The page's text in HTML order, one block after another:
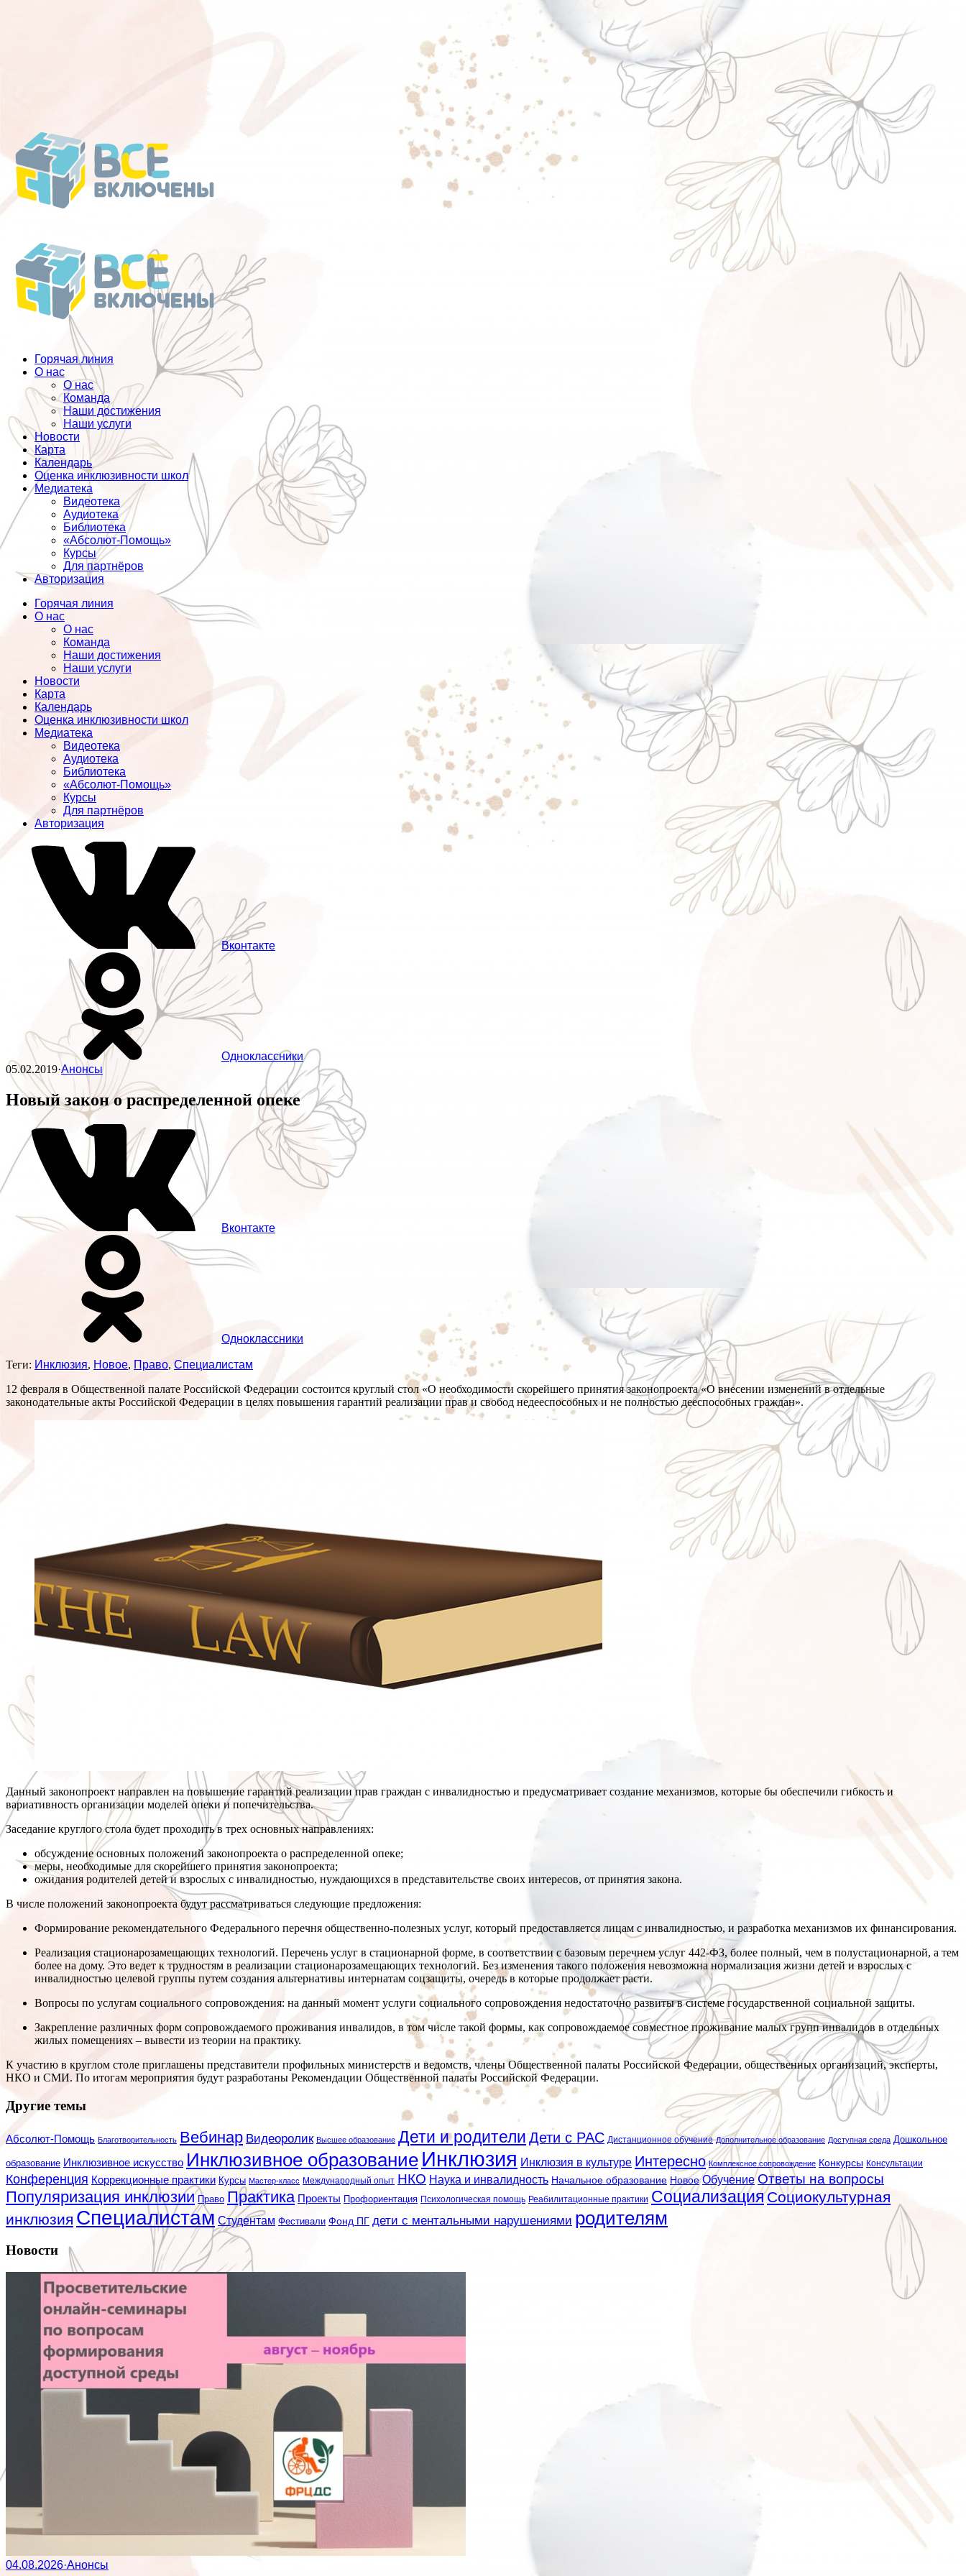
Горячая линия
О нас
О нас
Команда
Наши достижения
Наши услуги
Новости
Карта
Календарь
Оценка инклюзивности школ
Медиатека
Видеотека
Аудиотека
Библиотека
«Абсолют-Помощь»
Курсы
Для партнёров
Авторизация
Горячая линия
О нас
О нас
Команда
Наши достижения
Наши услуги
Новости
Карта
Календарь
Оценка инклюзивности школ
Медиатека
Видеотека
Аудиотека
Библиотека
«Абсолют-Помощь»
Курсы
Для партнёров
Авторизация
Вконтакте
Одноклассники
05.02.2019·Анонсы
Новый закон о распределенной опеке
Вконтакте
Одноклассники
Теги: Инклюзия, Новое, Право, Специалистам
12 февраля в Общественной палате Российской Федерации состоится круглый стол «О необходимости скорейшего принятия законопроекта «О внесении изменений в отдельные
законодательные акты Российской Федерации в целях повышения гарантий реализации прав и свобод недееспособных и не полностью дееспособных граждан».
Данный законопроект направлен на повышение гарантий реализации прав граждан с инвалидностью и предусматривает создание механизмов, которые бы обеспечили гибкость и
вариативность организации моделей опеки и попечительства.
Заседание круглого стола будет проходить в трех основных направлениях:
обсуждение основных положений законопроекта о распределенной опеке;
меры, необходимые для скорейшего принятия законопроекта;
ожидания родителей детей и взрослых с инвалидностью, нуждающихся в представительстве своих интересов, от принятия закона.
В числе положений законопроекта будут рассматриваться следующие предложения:
Формирование рекомендательного Федерального перечня общественно-полезных услуг, который предоставляется лицам с инвалидностью, и разработка механизмов их финансирования.
Реализация стационарозамещающих технологий. Перечень услуг в стационарной форме, в соответствии с базовым перечнем услуг 442-ФЗ, более полный, чем в полустационарной, а тем
более на дому. Это ведет к трудностям в реализации стационарозамещающих технологий. Без изменения такого положения невозможна нормализация жизни детей и взрослых с
инвалидностью целевой группы путем создания альтернативы интернатам соцзащиты, очередь в которые продолжает расти.
Вопросы по услугам социального сопровождения: на данный момент услуги социального сопровождения недостаточно развиты в системе государственной социальной защиты.
Закрепление различных форм сопровождаемого проживания инвалидов, в том числе такой формы, как сопровождаемое совместное проживание малых групп инвалидов в отдельных
жилых помещениях – вывести из теории на практику.
К участию в круглом столе приглашены представители профильных министерств и ведомств, члены Общественной палаты Российской Федерации, общественных организаций, эксперты,
НКО и СМИ. По итогам мероприятия будут разработаны Рекомендации Общественной палаты Российской Федерации.
Другие темы
Абсолют-Помощь Благотворительность Вебинар Видеоролик Высшее образование Дети и родители Дети с РАС Дистанционное обучение Дополнительное образование Доступная среда Дошкольное
образование Инклюзивное искусство Инклюзивное образование Инклюзия Инклюзия в культуре Интересно Комплексное сопровождение Конкурсы Консультации
Конференция Коррекционные практики Курсы Мастер-класс Международный опыт НКО Наука и инвалидность Начальное образование Новое Обучение Ответы на вопросы
Популяризация инклюзии Право Практика Проекты Профориентация Психологическая помощь Реабилитационные практики Социализация Социокультурная
инклюзия Специалистам Студентам Фестивали Фонд ПГ дети с ментальными нарушениями родителям
Новости
04.08.2026·Анонсы